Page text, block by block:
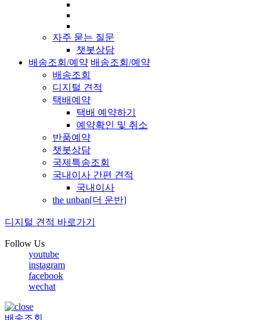
자주 묻는 질문
챗봇상담
배송조회/예약 배송조회/예약
배송조회
디지털 견적
택배예약
택배 예약하기
예약확인 및 취소
반품예약
챗봇상담
국제특송조회
국내이사 간편 견적
국내이사
the unban[더 운반]
디지털 견적 바로가기
Follow Us
youtube
instagram
facebook
wechat
배송조회